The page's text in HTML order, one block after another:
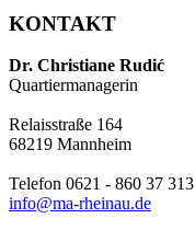
KONTAKT
Dr. Christiane Rudić
Quartiermanagerin
Relaisstraße 164
68219 Mannheim
Telefon 0621 - 860 37 313
info@ma-rheinau.de